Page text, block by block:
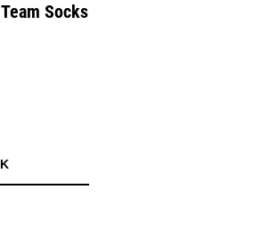
Socks